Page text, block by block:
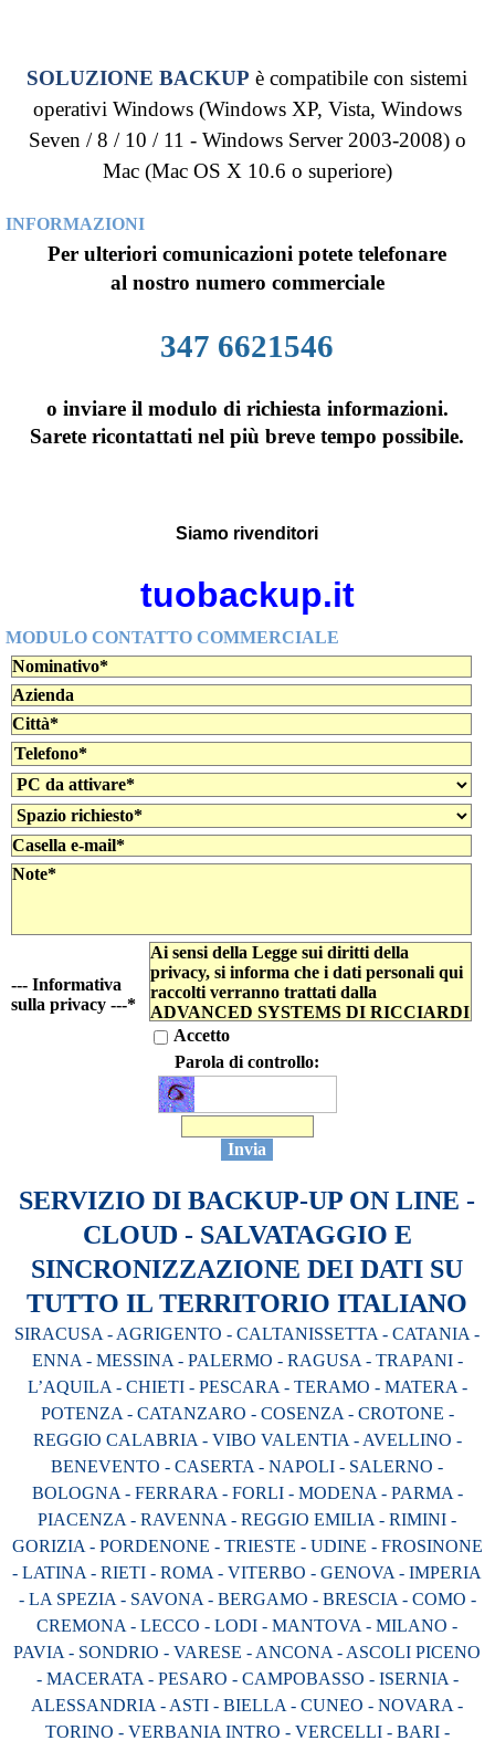
SOLUZIONE BACKUP è compatibile con sistemi
operativi Windows (Windows XP, Vista, Windows
Seven / 8 / 10 / 11 - Windows Server 2003-2008) o
Mac (Mac OS X 10.6 o superiore)
INFORMAZIONI
Per ulteriori comunicazioni potete telefonare
al nostro numero commerciale
347 6621546
o inviare il modulo di richiesta informazioni.
Sarete ricontattati nel più breve tempo possibile.
Siamo rivenditori
tuobackup.it
MODULO CONTATTO COMMERCIALE
--- Informativa
sulla privacy ---*
Ai sensi della Legge sui diritti della
privacy, si informa che i dati personali qui
raccolti verranno trattati dalla
ADVANCED SYSTEMS DI RICCIARDI
ANGELO, titolare del trattamento, nel
pieno rispetto della Legge 196/2003 per
finalità strettamente connesse e strumentali
alla gestione dei rapporti con l'interessato,
nonché per finalità inerenti l'attività
analisi statistiche, promozione e offerta dei
informazione e inviti.
Accetto
Parola di controllo:
SERVIZIO DI BACKUP-UP ON LINE -
CLOUD - SALVATAGGIO E
SINCRONIZZAZIONE DEI DATI SU
TUTTO IL TERRITORIO ITALIANO
SIRACUSA - AGRIGENTO - CALTANISSETTA - CATANIA -
ENNA - MESSINA - PALERMO - RAGUSA - TRAPANI -
L’AQUILA - CHIETI - PESCARA - TERAMO - MATERA -
POTENZA - CATANZARO - COSENZA - CROTONE -
REGGIO CALABRIA - VIBO VALENTIA - AVELLINO -
BENEVENTO - CASERTA - NAPOLI - SALERNO -
BOLOGNA - FERRARA - FORLI - MODENA - PARMA -
PIACENZA - RAVENNA - REGGIO EMILIA - RIMINI -
GORIZIA - PORDENONE - TRIESTE - UDINE - FROSINONE
- LATINA - RIETI - ROMA - VITERBO - GENOVA - IMPERIA
- LA SPEZIA - SAVONA - BERGAMO - BRESCIA - COMO -
CREMONA - LECCO - LODI - MANTOVA - MILANO -
PAVIA - SONDRIO - VARESE - ANCONA - ASCOLI PICENO
- MACERATA - PESARO - CAMPOBASSO - ISERNIA -
ALESSANDRIA - ASTI - BIELLA - CUNEO - NOVARA -
TORINO - VERBANIA INTRO - VERCELLI - BARI -